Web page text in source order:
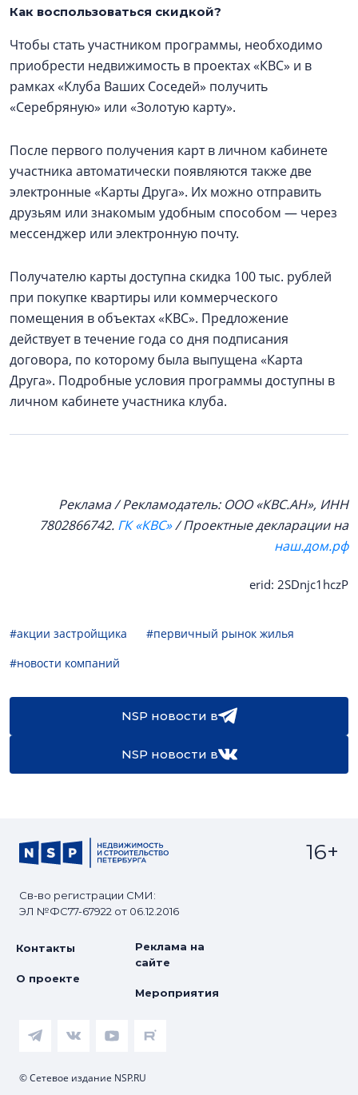
Как воспользоваться скидкой?
Чтобы стать участником программы, необходимо
приобрести недвижимость в проектах «КВС» и в
рамках «Клуба Ваших Соседей» получить
«Серебряную» или «Золотую карту».
После первого получения карт в личном кабинете
участника автоматически появляются также две
электронные «Карты Друга». Их можно отправить
друзьям или знакомым удобным способом — через
мессенджер или электронную почту.
Получателю карты доступна скидка 100 тыс. рублей
при покупке квартиры или коммерческого
помещения в объектах «КВС». Предложение
действует в течение года со дня подписания
договора, по которому была выпущена «Карта
Друга». Подробные условия программы доступны в
личном кабинете участника клуба.
Реклама / Рекламодатель: ООО «КВС.АН», ИНН
7802866742. ГК «КВС»/ Проектные декларации на
наш.дом.рф
erid: 2SDnjc1hczP
#акции застройщика
#первичный рынок жилья
#новости компаний
NSP новости в
NSP новости в
Св-во регистрации СМИ:
ЭЛ №ФС77-67922 от 06.12.2016
16+
Контакты
О проекте
Реклама на
сайте
Мероприятия
© Сетевое издание NSP.RU